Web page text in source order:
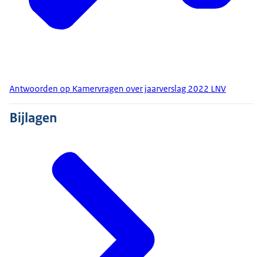
Antwoorden op Kamervragen over jaarverslag 2022 LNV
Bijlagen